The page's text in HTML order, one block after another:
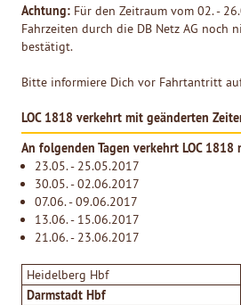
Achtung: Für den Zeitraum vom 02. -
Fahrzeiten durch die DB Netz AG noch
bestätigt.
Bitte informiere Dich vor Fahrtantritt
LOC 1818 verkehrt mit geänderten
An folgenden Tagen verkehrt LOC
23.05. - 25.05.2017
30.05. - 02.06.2017
07.06. - 09.06.2017
13.06. - 15.06.2017
21.06. - 23.06.2017
Heidelberg Hbf
Darmstadt Hbf